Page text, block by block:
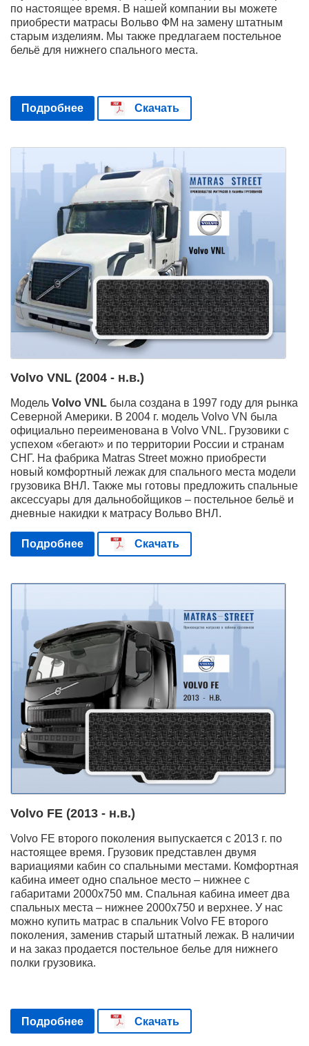
по настоящее время. В нашей компании вы можете
приобрести матрасы Вольво ФМ на замену штатным
старым изделиям. Мы также предлагаем постельное
бельё для нижнего спального места.
Подробнее Скачать
Volvo VNL (2004 - н.в.)
Модель Volvo VNL была создана в 1997 году для рынка
Северной Америки. В 2004 г. модель Volvo VN была
официально переименована в Volvo VNL. Грузовики с
успехом «бегают» и по территории России и странам
СНГ. На фабрика Matras Street можно приобрести
новый комфортный лежак для спального места модели
грузовика ВНЛ. Также мы готовы предложить спальные
аксессуары для дальнобойщиков – постельное бельё и
дневные накидки к матрасу Вольво ВНЛ.
Подробнее Скачать
Volvo FE (2013 - н.в.)
Volvo FE второго поколения выпускается с 2013 г. по
настоящее время. Грузовик представлен двумя
вариациями кабин со спальными местами. Комфортная
кабина имеет одно спальное место – нижнее с
габаритами 2000х750 мм. Спальная кабина имеет два
спальных места – нижнее 2000х750 и верхнее. У нас
можно купить матрас в спальник Volvo FE второго
поколения, заменив старый штатный лежак. В наличии
и на заказ продается постельное белье для нижнего
полки грузовика.
Подробнее Скачать